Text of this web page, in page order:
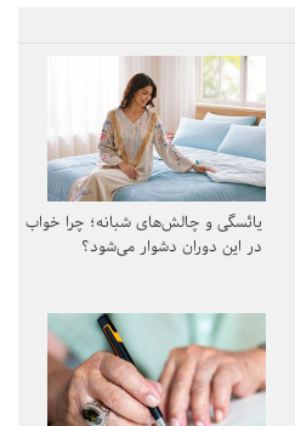
یائسگی و چالش‌های شبانه؛ چرا خواب
در این دوران دشوار می‌شود؟